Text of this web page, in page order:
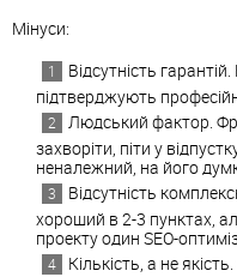
Мінуси:
Відсутність
підтверджують
Людський фактор.
захворіти, піти у
неналежний, на його
Відсутність
хороший в 2-3 пунктах,
проекту один SEO-
Кількість, а не